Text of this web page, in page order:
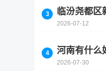
临汾尧都区
2026-07-12
河南有什么
2026-07-30